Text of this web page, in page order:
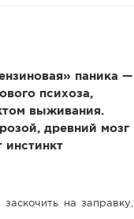
паника —
психоза,
выживания.
древний мозг
инстинкт
на заправку,